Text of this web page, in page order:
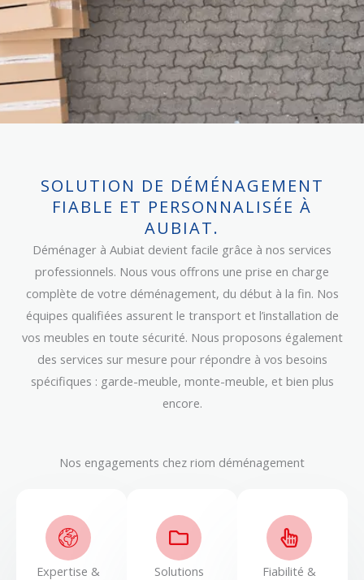
SOLUTION DE DÉMÉNAGEMENT
FIABLE ET PERSONNALISÉE À
AUBIAT.
Déménager à Aubiat devient facile grâce à nos services
professionnels. Nous vous offrons une prise en charge
complète de votre déménagement, du début à la fin. Nos
équipes qualifiées assurent le transport et l’installation de
vos meubles en toute sécurité. Nous proposons également
des services sur mesure pour répondre à vos besoins
spécifiques : garde-meuble, monte-meuble, et bien plus
encore.
Nos engagements chez riom déménagement
Expertise &
Solutions
Fiabilité &